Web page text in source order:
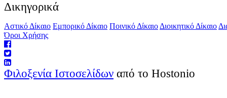
Δικηγορικά
Αστικό Δίκαιο Εμπορικό Δίκαιο Ποινικό Δίκαιο Διοικητικό Δίκαιο
Όροι Χρήσης
Φιλοξενία Ιστοσελίδων από το Hostonio